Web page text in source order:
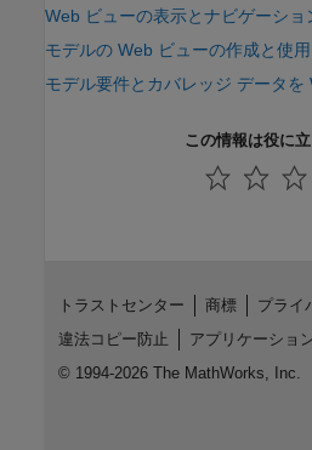
Web ビューの表示とナビゲーショ
モデルの Web ビューの作成と使用
モデル要件とカバレッジ データを
この情報は役に
トラストセンター 商標
プライ
違法コピー防止
アプリケーショ
© 1994-2026 The MathWorks, Inc.